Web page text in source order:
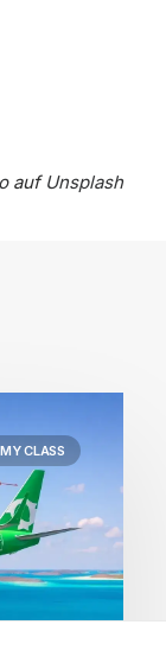
auf Unsplash
CLASS